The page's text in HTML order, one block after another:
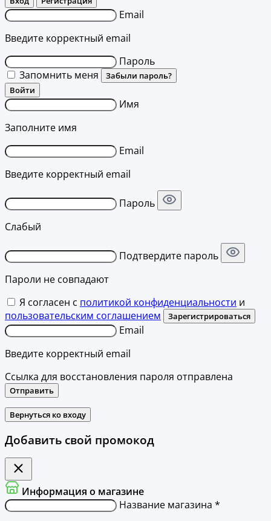
Email
Введите корректный email
Пароль
Запомнить меня
Забыли пароль?
Войти
Имя
Заполните имя
Email
Введите корректный email
Пароль
Слабый
Подтвердите пароль
Пароли не совпадают
Я согласен с политикой конфиденциальности и
пользовательским соглашением
Зарегистрироваться
Email
Введите корректный email
Ссылка для восстановления пароля отправлена
Отправить
Вернуться ко входу
Добавить свой промокод
Информация о магазине
Название магазина *